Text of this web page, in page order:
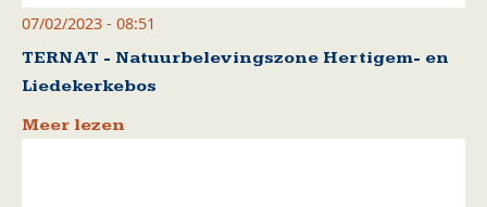
07/02/2023 - 08:51
TERNAT - Natuurbelevingszone Hertigem- en
Liedekerkebos
Meer lezen